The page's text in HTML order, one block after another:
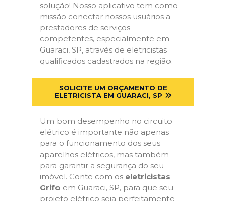
solução! Nosso aplicativo tem como
missão conectar nossos usuários a
prestadores de serviços
competentes, especialmente em
Guaraci, SP, através de eletricistas
qualificados cadastrados na região.
SOLICITE UM ORÇAMENTO DE
ELETRICISTA EM GUARACI, SP
Um bom desempenho no circuito
elétrico é importante não apenas
para o funcionamento dos seus
aparelhos elétricos, mas também
para garantir a segurança do seu
imóvel. Conte com os eletricistas
Grifo em Guaraci, SP, para que seu
projeto elétrico seja perfeitamente